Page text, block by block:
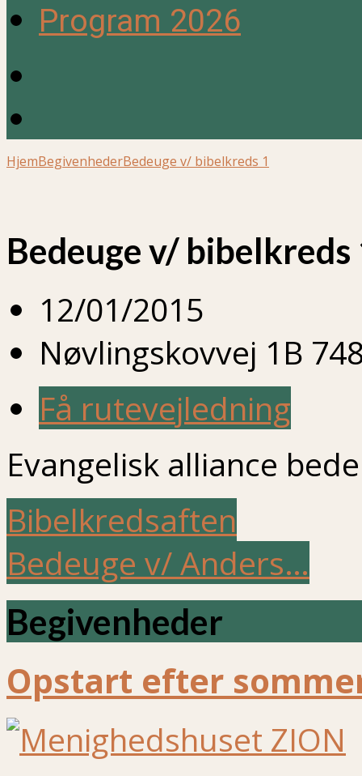
Program 2026
HjemBegivenhederBedeuge v/ bibelkreds 1
Bedeuge v/ bibelkreds
12/01/2015
Nøvlingskovvej 1B
Få rutevejledning
Evangelisk alliance
Bibelkredsaften
Bedeuge v/ Anders…
Begivenheder
Opstart efter